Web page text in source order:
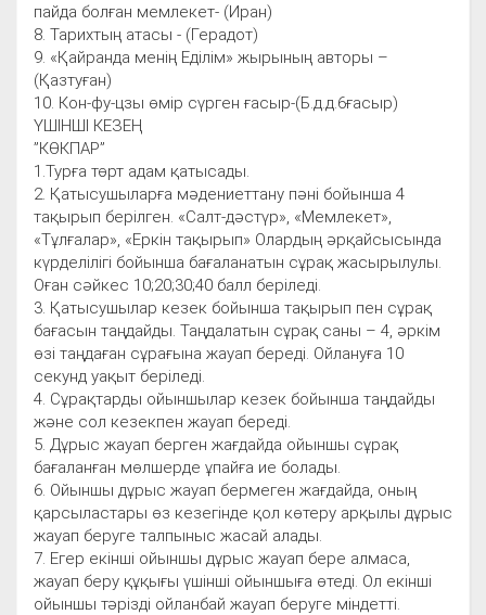
пайда болған мемлекет- (Иран)
8. Тарихтың атасы - (Герадот)
9. «Қайранда менің Еділім» жырының авторы –
(Қазтуған)
10. Кон-фу-цзы өмір сүрген ғасыр-(Б.д.д.6ғасыр)
ҮШІНШІ КЕЗЕҢ
”КӨКПАР”
1.Турға төрт адам қатысады.
2. Қатысушыларға мәдениеттану пәні бойынша 4
тақырып берілген. «Салт-дәстүр», «Мемлекет»,
«Тұлғалар», «Еркін тақырып» Олардың әрқайсысында
күрделілігі бойынша бағаланатын сұрақ жасырылулы.
Оған сәйкес 10;20;30;40 балл беріледі.
3. Қатысушылар кезек бойынша тақырып пен сұрақ
бағасын таңдайды. Таңдалатын сұрақ саны – 4, әркім
өзі таңдаған сұрағына жауап береді. Ойлануға 10
секунд уақыт беріледі.
4. Сұрақтарды ойыншылар кезек бойынша таңдайды
және сол кезекпен жауап береді.
5. Дұрыс жауап берген жағдайда ойыншы сұрақ
бағаланған мөлшерде ұпайға ие болады.
6. Ойыншы дұрыс жауап бермеген жағдайда, оның
қарсыластары өз кезегінде қол көтеру арқылы дұрыс
жауап беруге талпыныс жасай алады.
7. Егер екінші ойыншы дұрыс жауап бере алмаса,
жауап беру құқығы үшінші ойыншыға өтеді. Ол екінші
ойыншы тәрізді ойланбай жауап беруге міндетті.